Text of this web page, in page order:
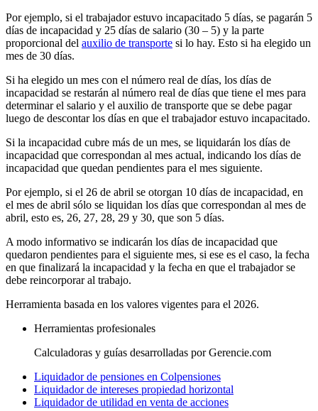
Por ejemplo, si el trabajador estuvo incapacitado 5 días, se pagarán 5
días de incapacidad y 25 días de salario (30 – 5) y la parte
proporcional del auxilio de transporte si lo hay. Esto si ha elegido un
mes de 30 días.
Si ha elegido un mes con el número real de días, los días de
incapacidad se restarán al número real de días que tiene el mes para
determinar el salario y el auxilio de transporte que se debe pagar
luego de descontar los días en que el trabajador estuvo incapacitado.
Si la incapacidad cubre más de un mes, se liquidarán los días de
incapacidad que correspondan al mes actual, indicando los días de
incapacidad que quedan pendientes para el mes siguiente.
Por ejemplo, si el 26 de abril se otorgan 10 días de incapacidad, en
el mes de abril sólo se liquidan los días que correspondan al mes de
abril, esto es, 26, 27, 28, 29 y 30, que son 5 días.
A modo informativo se indicarán los días de incapacidad que
quedaron pendientes para el siguiente mes, si ese es el caso, la fecha
en que finalizará la incapacidad y la fecha en que el trabajador se
debe reincorporar al trabajo.
Herramienta basada en los valores vigentes para el 2026.
Herramientas profesionales
Calculadoras y guías desarrolladas por Gerencie.com
Liquidador de pensiones en Colpensiones
Liquidador de intereses propiedad horizontal
Liquidador de utilidad en venta de acciones